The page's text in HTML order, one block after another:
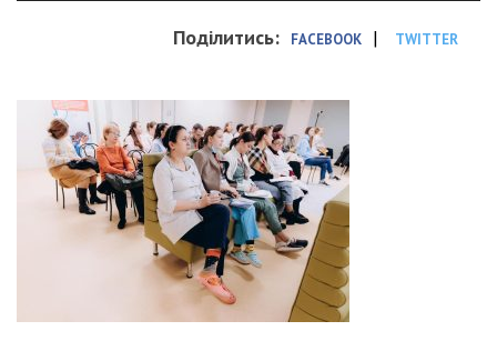
Поділитись: FACEBOOK | TWITTER